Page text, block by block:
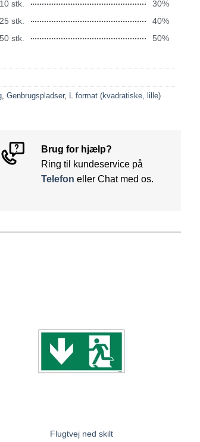
10 stk.
30%
25 stk.
40%
50 stk.
50%
Genbrugspladser, L format (kvadratiske, lille)
Brug for hjælp?
Ring til kundeservice på
Telefon eller Chat med os.
Flugtvej ned skilt